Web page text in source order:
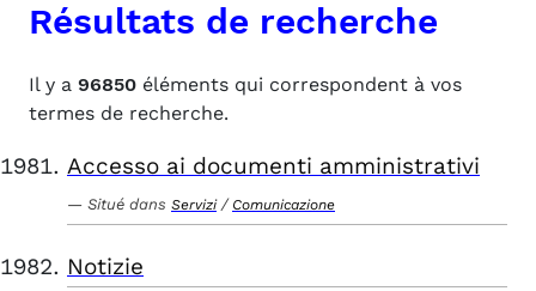
Résultats de recherche
Il y a 96850 éléments qui correspondent à vos
termes de recherche.
Accesso ai documenti amministrativi
Situé dans Servizi / Comunicazione
Notizie